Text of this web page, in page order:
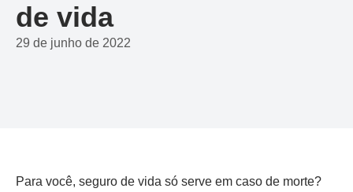
de vida
29 de junho de 2022
Para você, seguro de vida só serve em caso de morte?